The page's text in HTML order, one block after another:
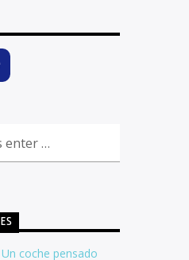
coche pensado